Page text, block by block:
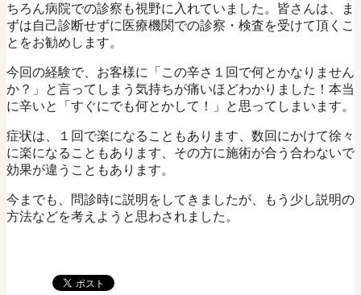
ちろん病院での診察も視野に入れていました。皆さんは、ま
ずは自己診断せずに医療機関での診察・検査を受けて頂くこ
とをお勧めします。
今回の経験で、お客様に「この辛さ１回で何とかなりません
か？」と言ってしまう気持ちが痛いほどわかりました！本当
に辛いと「すぐにでも何とかして！」と思ってしまいます。
症状は、１回で楽になることもあります、数回にかけて徐々
に楽になることもあります、その方に施術が合う合わないで
効果が違うこともあります。
今までも、問診時に説明をしてきましたが、もう少し説明の
方法などを考えようと思わされました。